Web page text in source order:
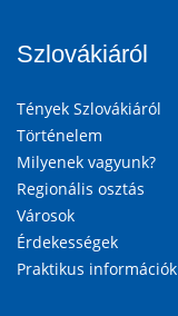
Szlovákiáról
Tények Szlovákiáról
Történelem
Milyenek vagyunk?
Regionális osztás
Városok
Érdekességek
Praktikus információk